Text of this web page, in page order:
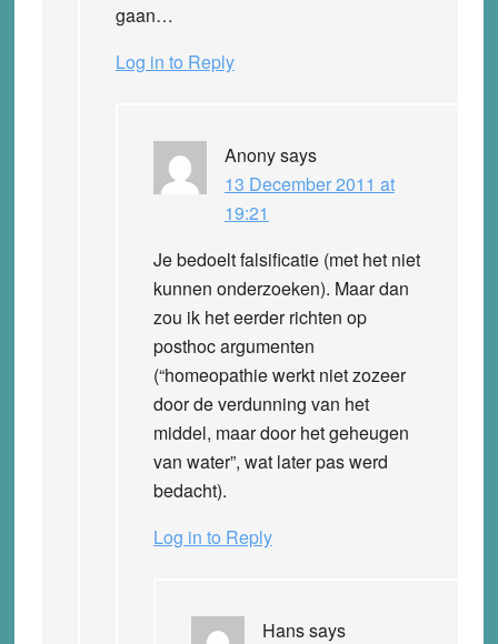
gaan…
Log in to Reply
Anonysays
13 December 2011 at
19:21
Je bedoelt falsificatie (met het niet
kunnen onderzoeken). Maar dan
zou ik het eerder richten op
posthoc argumenten
(“homeopathie werkt niet zozeer
door de verdunning van het
middel, maar door het geheugen
van water”, wat later pas werd
bedacht).
Log in to Reply
Hanssays